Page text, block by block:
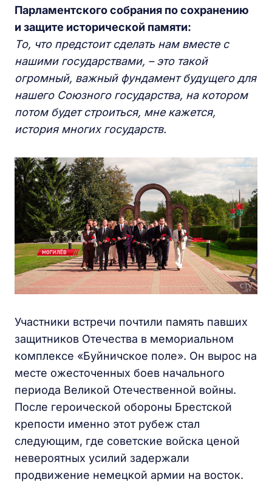
Парламентского собрания по сохранению
и защите исторической памяти:
То, что предстоит сделать нам вместе с
нашими государствами, – это такой
огромный, важный фундамент будущего для
нашего Союзного государства, на котором
потом будет строиться, мне кажется,
история многих государств.
Участники встречи почтили память павших
защитников Отечества в мемориальном
комплексе «Буйничское поле». Он вырос на
месте ожесточенных боев начального
периода Великой Отечественной войны.
После героической обороны Брестской
крепости именно этот рубеж стал
следующим, где советские войска ценой
невероятных усилий задержали
продвижение немецкой армии на восток.